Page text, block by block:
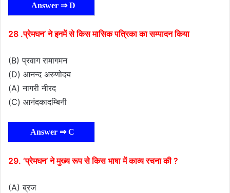
Answer ⇒ D
28 .प्रेमघन’ ने इनमें से किस मासिक पत्रिका का सम्पादन किया
(B) प्रवाग रामागमन
(D) आनन्द अरुणोदय
(A) नागरी नीरद
(C) आनंदकादम्बिनी
Answer ⇒ C
29. ‘प्रेमघन’ ने मुख्य रूप से किस भाषा में काव्य रचना की ?
(A) ब्रज